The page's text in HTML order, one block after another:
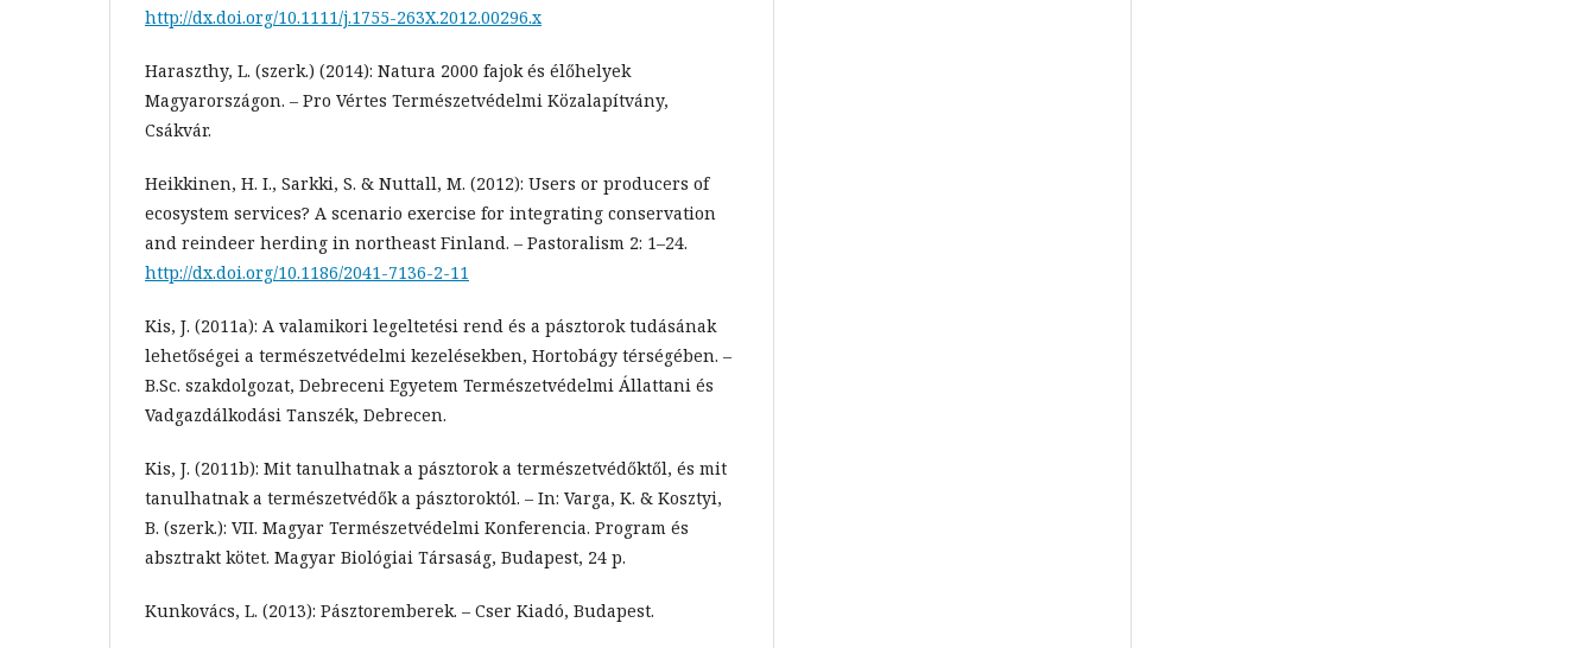
http://dx.doi.org/10.1111/j.1755-263X.2012.00296.x
Haraszthy, L. (szerk.) (2014): Natura 2000 fajok és élőhelyek
Magyarországon. – Pro Vértes Természetvédelmi Közalapítvány,
Csákvár.
Heikkinen, H. I., Sarkki, S. & Nuttall, M. (2012): Users or producers of
ecosystem services? A scenario exercise for integrating conservation
and reindeer herding in northeast Finland. – Pastoralism 2: 1–24.
http://dx.doi.org/10.1186/2041-7136-2-11
Kis, J. (2011a): A valamikori legeltetési rend és a pásztorok tudásának
lehetőségei a természetvédelmi kezelésekben, Hortobágy térségében. –
B.Sc. szakdolgozat, Debreceni Egyetem Természetvédelmi Állattani és
Vadgazdálkodási Tanszék, Debrecen.
Kis, J. (2011b): Mit tanulhatnak a pásztorok a természetvédőktől, és mit
tanulhatnak a természetvédők a pásztoroktól. – In: Varga, K. & Kosztyi,
B. (szerk.): VII. Magyar Természetvédelmi Konferencia. Program és
absztrakt kötet. Magyar Biológiai Társaság, Budapest, 24 p.
Kunkovács, L. (2013): Pásztoremberek. – Cser Kiadó, Budapest.